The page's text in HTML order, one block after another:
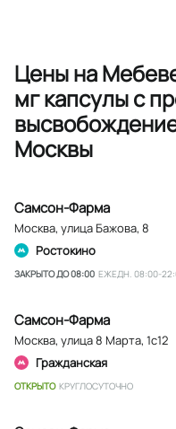
Цены на
мг капсулы с
Москвы
Самсон-Фарма
Москва, улица Бажова, 8
Ростокино
ЗАКРЫТО ДО 08:00 ЕЖЕДН. 08:00-
Самсон-Фарма
Москва, улица 8 Марта, 1с12
Гражданская
ОТКРЫТО КРУГЛОСУТОЧНО